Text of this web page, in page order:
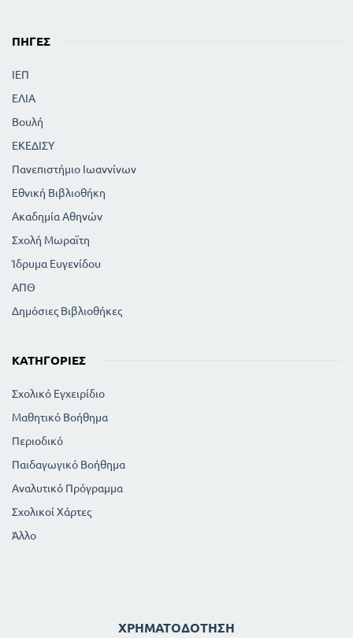
ΠΗΓΈΣ
ΙΕΠ
ΕΛΙΑ
Βουλή
ΕΚΕΔΙΣΥ
Πανεπιστήμιο Ιωαννίνων
Εθνική Βιβλιοθήκη
Ακαδημία Αθηνών
Σχολή Μωραϊτη
Ίδρυμα Ευγενίδου
ΑΠΘ
Δημόσιες Βιβλιοθήκες
ΚΑΤΗΓΟΡΊΕΣ
Σχολικό Εγχειρίδιο
Μαθητικό Βοήθημα
Περιοδικό
Παιδαγωγικό Βοήθημα
Αναλυτικό Πρόγραμμα
Σχολικοί Χάρτες
Άλλο
ΧΡΗΜΑΤΟΔΌΤΗΣΗ